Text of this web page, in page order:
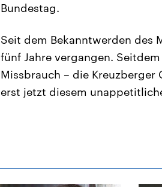
Bundestag.
Seit dem Bekanntwerden des
fünf Jahre vergangen.
Missbrauch – die Kreuzberger
erst jetzt diesem